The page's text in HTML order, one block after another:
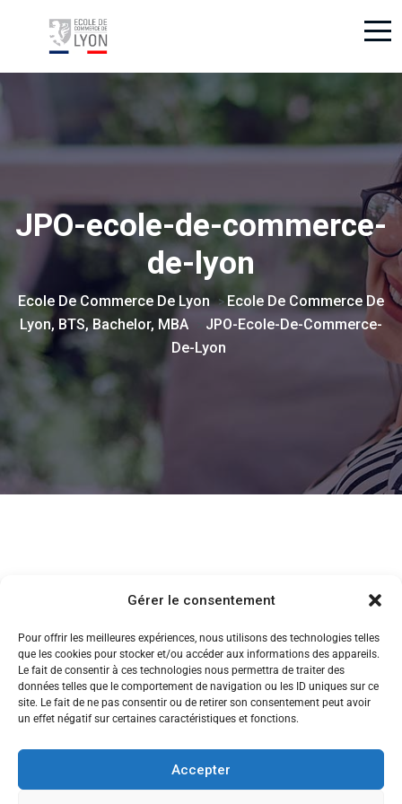
Gérer le consentement
Pour offrir les meilleures expériences, nous utilisons des technologies telles
que les cookies pour stocker et/ou accéder aux informations des appareils.
Le fait de consentir à ces technologies nous permettra de traiter des
données telles que le comportement de navigation ou les ID uniques sur ce
site. Le fait de ne pas consentir ou de retirer son consentement peut avoir
un effet négatif sur certaines caractéristiques et fonctions.
Accepter
JPO-ecole-de-commerce-
de-lyon
Ecole De Commerce De Lyon >Ecole De Commerce De
Lyon, BTS, Bachelor, MBA
JPO-Ecole-De-Commerce-
De-Lyon